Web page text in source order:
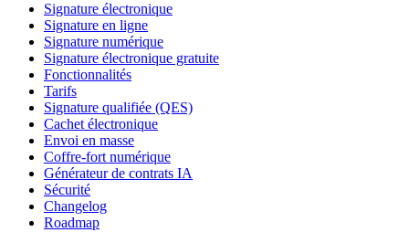
Signature électronique
Signature en ligne
Signature numérique
Signature électronique gratuite
Fonctionnalités
Tarifs
Signature qualifiée (QES)
Cachet électronique
Envoi en masse
Coffre-fort numérique
Générateur de contrats IA
Sécurité
Changelog
Roadmap